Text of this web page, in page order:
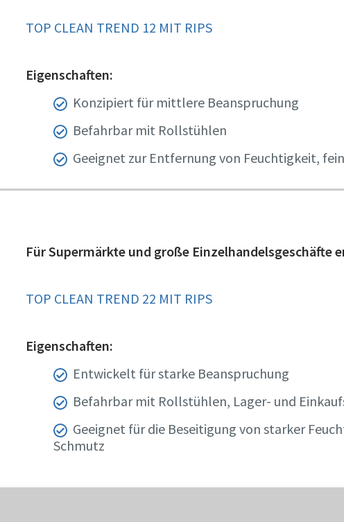
TOP CLEAN TREND 12 MIT RIPS
Eigenschaften:
Konzipiert für mittlere Beanspruchung
Befahrbar mit Rollstühlen
Geeignet zur Entfernung von Feuchtigkeit,
Für Supermärkte und große Einzelhandelsgeschäfte
TOP CLEAN TREND 22 MIT RIPS
Eigenschaften:
Entwickelt für starke Beanspruchung
Befahrbar mit Rollstühlen, Lager- und
Geeignet für die Beseitigung von starker
Schmutz